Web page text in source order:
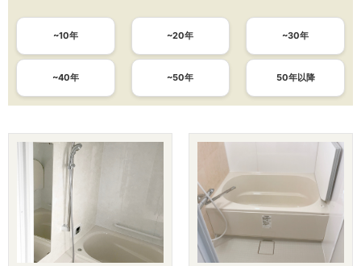
~10年 ~20年 ~30年
~40年 ~50年 50年以降